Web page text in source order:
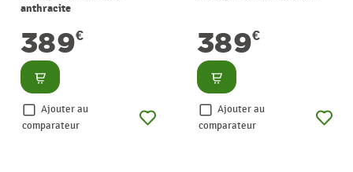
anthracite
389€
Consulter
Ajouter au
comparateur
389€
Consulter
Ajouter au
comparateur